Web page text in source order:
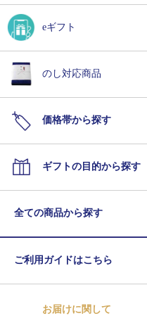
eギフト
のし対応商品
価格帯から探す
ギフトの目的から探す
全ての商品から探す
ご利用ガイドはこちら
お届けに関して